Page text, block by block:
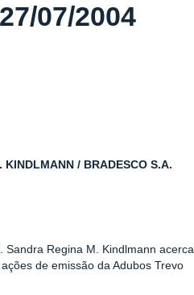
07/2004
KINDLMANN / BRADESCO S.A.
Sandra Regina M. Kindlmann acerca
de emissão da Adubos Trevo